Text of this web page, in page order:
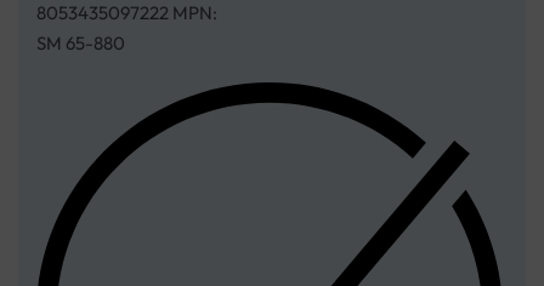
8053435097222 MPN:
SM 65-880